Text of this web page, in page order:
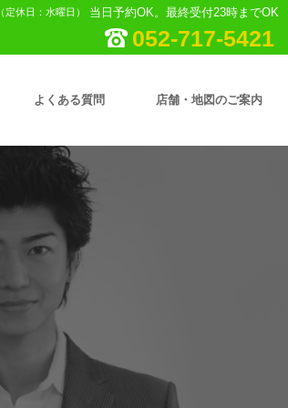
（定休日：水曜日） 当日予約OK。最終受付23時までOK
052-717-5421
よくある質問 店舗・地図のご案内